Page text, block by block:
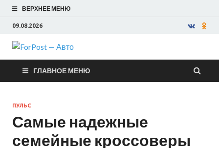
ВЕРХНЕЕ МЕНЮ
09.08.2026
ForPost —
Авто
ГЛАВНОЕ МЕНЮ
ПУЛЬС
Самые надежные
семейные кроссоверы